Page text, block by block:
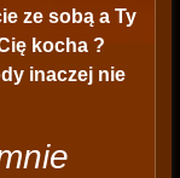
ze sobą a Ty
kocha ?
inaczej nie